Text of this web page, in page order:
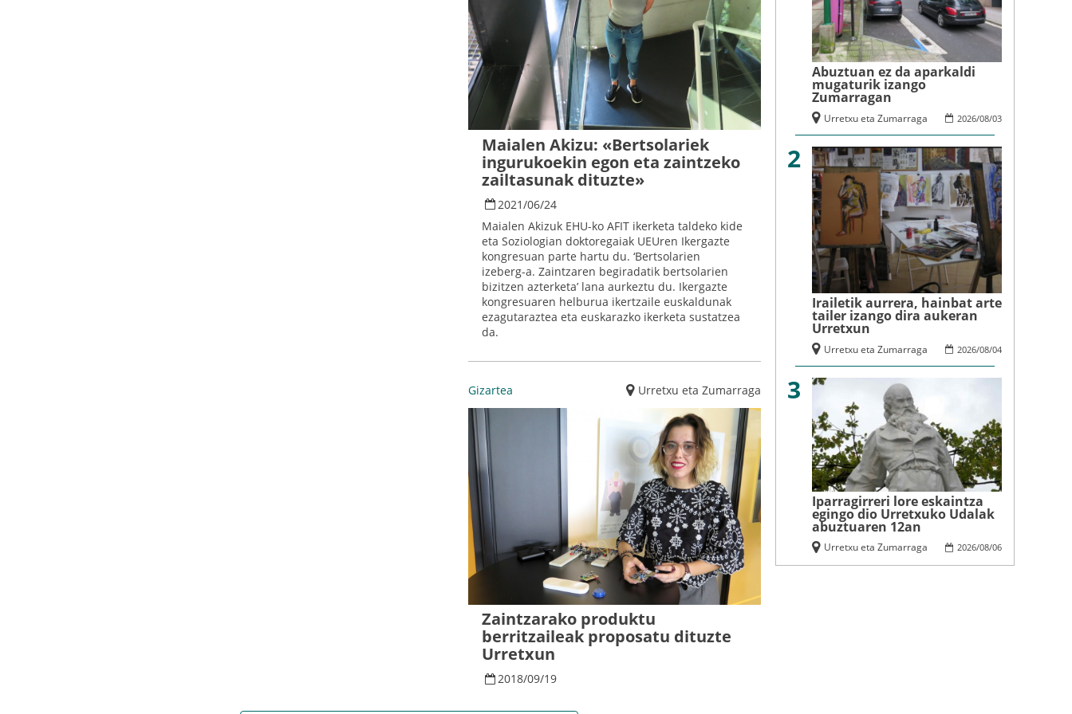
Maialen Akizu: «Bertsolariek
ingurukoekin egon eta zaintzeko
zailtasunak dituzte»
2021/06/24
Maialen Akizuk EHU-ko AFIT ikerketa taldeko kide
eta Soziologian doktoregaiak UEUren Ikergazte
kongresuan parte hartu du. ‘Bertsolarien
izeberg-a. Zaintzaren begiradatik bertsolarien
bizitzen azterketa’ lana aurkeztu du. Ikergazte
kongresuaren helburua ikertzaile euskaldunak
ezagutaraztea eta euskarazko ikerketa sustatzea
da.
Gizartea Urretxu eta Zumarraga
Zaintzarako produktu
berritzaileak proposatu dituzte
Urretxun
2018/09/19
Abuztuan ez da aparkaldi
mugaturik izango
Zumarragan
2026/08/03
Urretxu eta Zumarraga
2
Irailetik aurrera, hainbat arte
tailer izango dira aukeran
Urretxun
2026/08/04
Urretxu eta Zumarraga
3
Iparragirreri lore eskaintza
egingo dio Urretxuko Udalak
abuztuaren 12an
2026/08/06
Urretxu eta Zumarraga